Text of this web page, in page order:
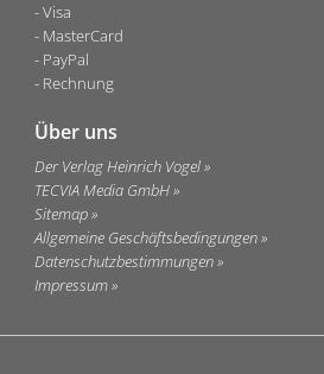
Visa
MasterCard
PayPal
Rechnung
Über uns
Der Verlag Heinrich Vogel
TECVIA Media GmbH
Sitemap
Allgemeine Geschäftsbedingungen
Datenschutzbestimmungen
Impressum